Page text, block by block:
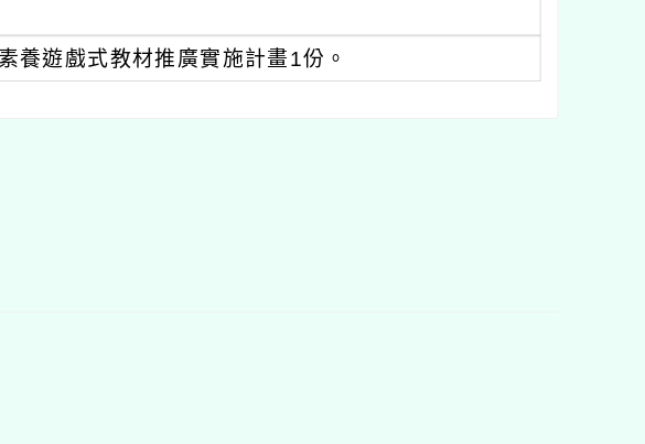
養遊戲式教材推廣實施計畫1份。